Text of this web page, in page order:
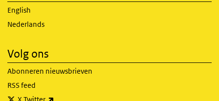
English
Nederlands
Volg ons
Abonneren nieuwsbrieven
RSS feed